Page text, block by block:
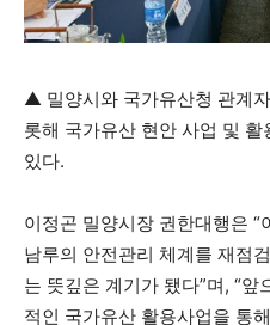
▲ 밀양시와 국가유산청 관계
롯해 국가유산 현안 사업 및
있다.
이정곤 밀양시장 권한대행은
남루의 안전관리 체계를 재점
는 뜻깊은 계기가 됐다”며, “
적인 국가유산 활용사업을 통